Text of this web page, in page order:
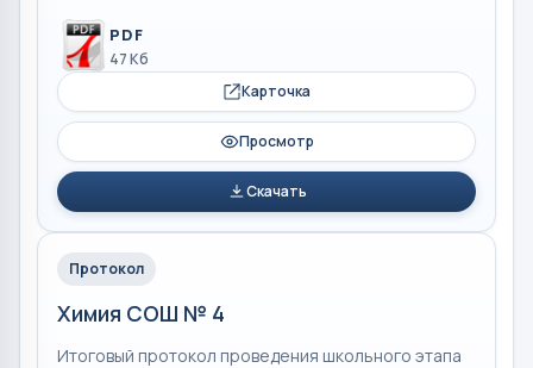
PDF
47 Кб
Карточка
Просмотр
Скачать
Протокол
Химия СОШ № 4
Итоговый протокол проведения школьного этапа